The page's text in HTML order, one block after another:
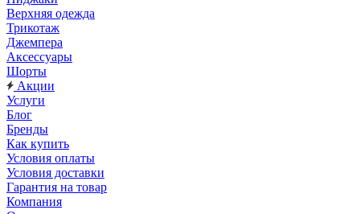
Верхняя одежда
Трикотаж
Джемпера
Аксессуары
Шорты
Акции
Услуги
Блог
Бренды
Как купить
Условия оплаты
Условия доставки
Гарантия на товар
Компания